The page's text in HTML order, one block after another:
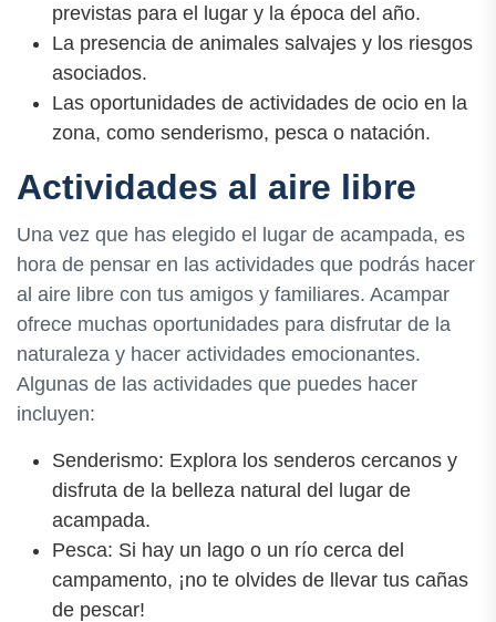
previstas para el lugar y la época del año.
La presencia de animales salvajes y los riesgos
asociados.
Las oportunidades de actividades de ocio en la
zona, como senderismo, pesca o natación.
Actividades al aire libre
Una vez que has elegido el lugar de acampada, es
hora de pensar en las actividades que podrás hacer
al aire libre con tus amigos y familiares. Acampar
ofrece muchas oportunidades para disfrutar de la
naturaleza y hacer actividades emocionantes.
Algunas de las actividades que puedes hacer
incluyen:
Senderismo: Explora los senderos cercanos y
disfruta de la belleza natural del lugar de
acampada.
Pesca: Si hay un lago o un río cerca del
campamento, ¡no te olvides de llevar tus cañas
de pescar!